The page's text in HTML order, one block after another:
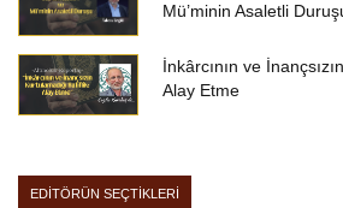
Mü’minin Asaletli
İnkârcının ve
Alay Etme
EDİTÖRÜN SEÇTİKLERİ